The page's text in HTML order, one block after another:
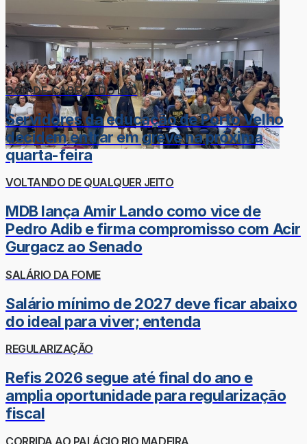
DOR-DE-CABEÇA DO LÉO
Servidores da educação de Porto Velho
decidem entrar em greve na próxima
quarta-feira
VOLTANDO DE QUALQUER JEITO
MDB lança Amir Lando como vice de
Pedro Adib e firma compromisso com Acir
Gurgacz ao Senado
SALÁRIO DA FOME
Salário mínimo de 2027 deve ficar abaixo
do ideal para viver; entenda
REGULARIZAÇÃO
Refis 2026 segue até final do ano e
amplia oportunidade para regularização
fiscal
CORRIDA AO PALÁCIO RIO MADEIRA